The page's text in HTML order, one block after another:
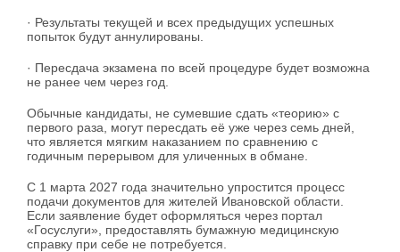
· Результаты текущей и всех предыдущих успешных
попыток будут аннулированы.
· Пересдача экзамена по всей процедуре будет возможна
не ранее чем через год.
Обычные кандидаты, не сумевшие сдать «теорию» с
первого раза, могут пересдать её уже через семь дней,
что является мягким наказанием по сравнению с
годичным перерывом для уличенных в обмане.
С 1 марта 2027 года значительно упростится процесс
подачи документов для жителей Ивановской области.
Если заявление будет оформляться через портал
«Госуслуги», предоставлять бумажную медицинскую
справку при себе не потребуется.